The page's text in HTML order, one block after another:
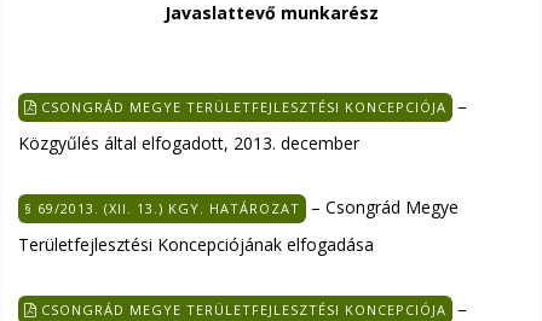
Javaslattevő munkarész
CSONGRÁD MEGYE TERÜLETFEJLESZTÉSI KONCEPCIÓJA
–
Közgyűlés által elfogadott, 2013. december
§ 69/2013. (XII. 13.) KGY. HATÁROZAT
– Csongrád Megye
Területfejlesztési Koncepciójának elfogadása
CSONGRÁD MEGYE TERÜLETFEJLESZTÉSI KONCEPCIÓJA
–